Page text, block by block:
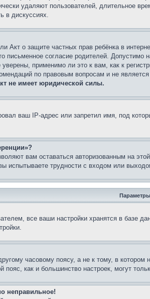
удаляют пользователей, длительное
в дискуссиях.
Акт о защите частных прав ребёнка в
письменное согласие родителей.
применимо ли это к вам, как к
по правовым вопросам и не
не имеет юридической силы.
ваш IP-адрес или запретил имя, под
вам оставаться авторизованным на
испытываете трудности с входом или
все ваши настройки хранятся в базе
часовому поясу, а не к тому, в
пояс, как и большинство настроек, могут
неправильное!